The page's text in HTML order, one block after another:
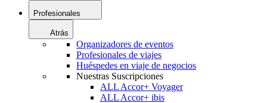
Profesionales
Atrás
Organizadores de eventos
Profesionales de viajes
Huéspedes en viaje de negocios
Nuestras Suscripciones
ALL Accor+ Voyager
ALL Accor+ ibis